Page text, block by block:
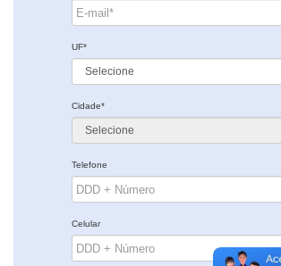
UF*
Cidade*
Telefone
Celular